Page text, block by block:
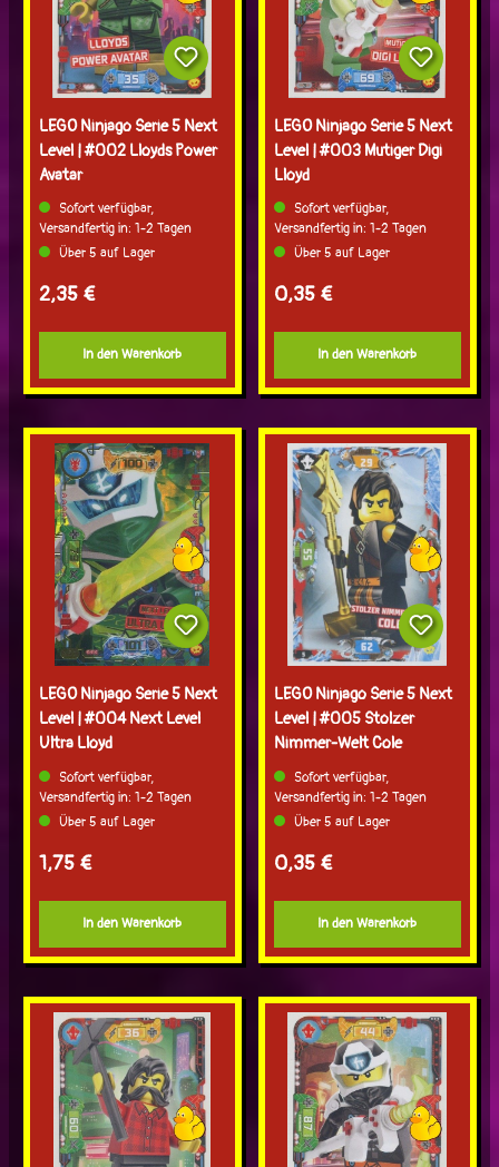
LEGO Ninjago Serie 5 Next
Level | #002 Lloyds Power
Avatar
Sofort verfügbar,
Versandfertig in: 1-2 Tagen
Über 5 auf Lager
Regulärer Preis:
2,35 €
In den Warenkorb
LEGO Ninjago Serie 5 Next
Level | #003 Mutiger Digi
Lloyd
Sofort verfügbar,
Versandfertig in: 1-2 Tagen
Über 5 auf Lager
Regulärer Preis:
0,35 €
In den Warenkorb
LEGO Ninjago Serie 5 Next
Level | #004 Next Level
Ultra Lloyd
Sofort verfügbar,
Versandfertig in: 1-2 Tagen
Über 5 auf Lager
Regulärer Preis:
1,75 €
In den Warenkorb
LEGO Ninjago Serie 5 Next
Level | #005 Stolzer
Nimmer-Welt Cole
Sofort verfügbar,
Versandfertig in: 1-2 Tagen
Über 5 auf Lager
Regulärer Preis:
0,35 €
In den Warenkorb